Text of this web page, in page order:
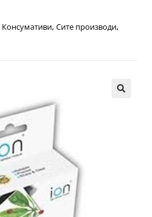
Консумативи, Сите производи,